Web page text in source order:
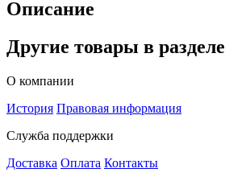
Описание
Другие товары в разделе
О компании
История Правовая информация
Служба поддержки
Доставка Оплата Контакты